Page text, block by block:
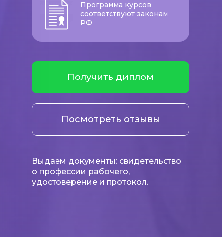
Получить диплом
Программа курсов
соответствуют законам
РФ
Посмотреть отзывы
Выдаем документы: свидетельство
о профессии рабочего,
удостоверение и протокол.